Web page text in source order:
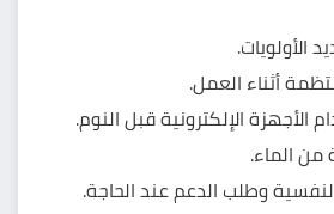
الأولويات.
أثناء العمل.
الأجهزة الإلكترونية قبل النوم.
الماء.
وطلب الدعم عند الحاجة.